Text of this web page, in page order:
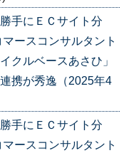
手にＥＣサイト分
ースコンサルタント
ルベースあさひ」
携が秀逸（2025年4
手にＥＣサイト分
ースコンサルタント